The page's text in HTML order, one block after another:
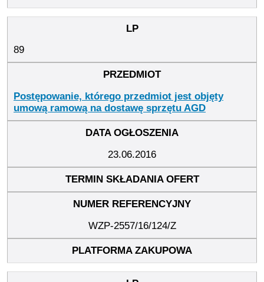
89
Postępowanie, którego przedmiot jest objęty
umową ramową na dostawę sprzętu AGD
23.06.2016
WZP-2557/16/124/Z